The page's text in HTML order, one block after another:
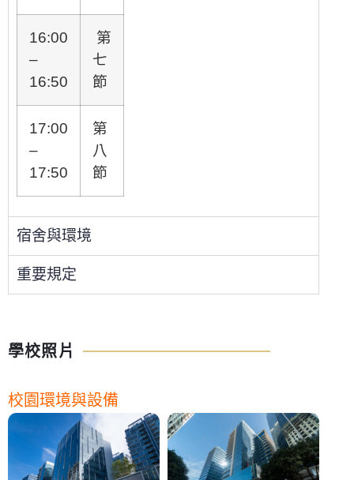
16:00
–
16:50
第
七
節
17:00
–
17:50
第
八
節
宿舍與環境
重要規定
學校照片
校園環境與設備